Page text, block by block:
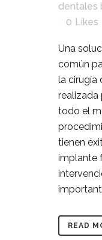
dentales
0 Likes
Una
común
la cirugía
realizada
todo el
tienen
implante
READ